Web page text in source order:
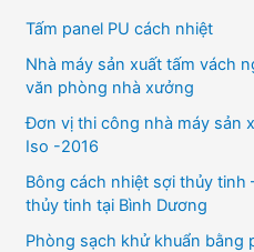
ế
m
:
Tấm panel PU cách nhiệt
Nhà máy sản xuất tấm vách
văn phòng nhà xưởng
Đơn vị thi công nhà máy sản
Iso -2016
Bông cách nhiệt sợi thủy
thủy tinh tại Bình Dương
Phòng sạch khử khuẩn bằng